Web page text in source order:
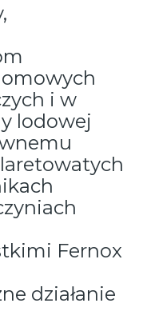
i w
lodowej
Fernox
działanie